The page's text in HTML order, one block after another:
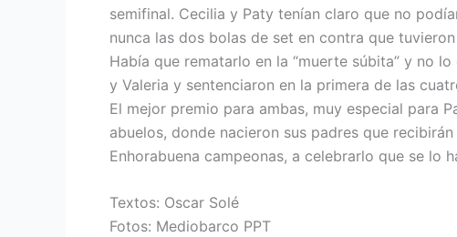
semifinal. Cecilia y Paty tenían claro que no
nunca las dos bolas de set en contra que
Había que rematarlo en la “muerte súbita” y no
y Valeria y sentenciaron en la primera de las
El mejor premio para ambas, muy especial para
abuelos, donde nacieron sus padres que
Enhorabuena campeonas, a celebrarlo que se lo
Textos: Oscar Solé
Fotos: Mediobarco PPT